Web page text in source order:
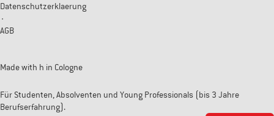
Datenschutzerklaerung
·
AGB
Made with h in Cologne
Für Studenten, Absolventen und Young Professionals (bis 3 Jahre
Berufserfahrung).